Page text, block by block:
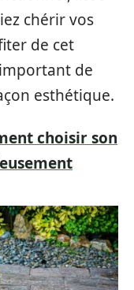
chérir vos
de cet
de
esthétique.
choisir son